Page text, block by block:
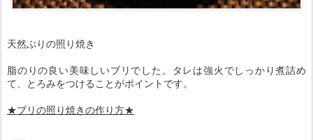
天然ぶりの照り焼き
脂のりの良い美味しいブリでした。タレは強火でしっかり煮詰め
て、とろみをつけることがポイントです。
★ブリの照り焼きの作り方★